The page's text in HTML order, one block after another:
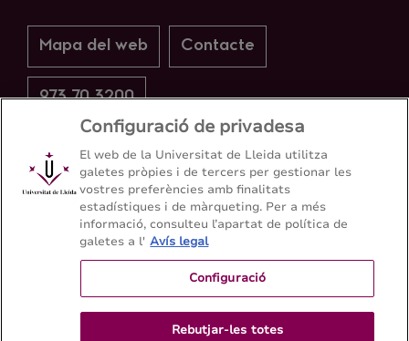
Mapa del web Contacte
973 70 3200
Configuració de privadesa
El web de la Universitat de Lleida utilitza
galetes pròpies i de tercers per gestionar les
vostres preferències amb finalitats
estadístiques i de màrqueting. Per a més
informació, consulteu l’apartat de política de
galetes a l' Avís legal
Configuració
Rebutjar-les totes